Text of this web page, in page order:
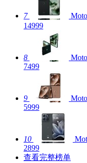
7
14999
8
7499
9
5999
10
2899
查看完整榜单